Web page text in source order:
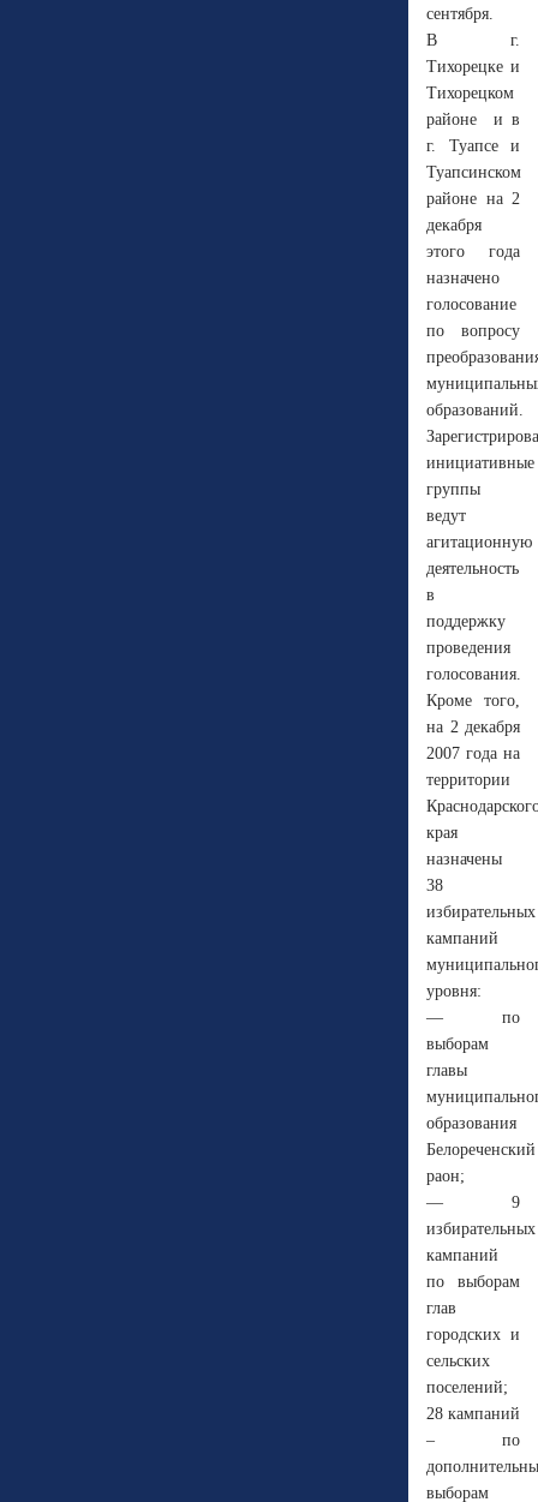
сентября.
В г.
Тихорецке и
Тихорецком
районе и в
г. Туапсе и
Туапсинском
районе на 2
декабря
этого года
назначено
голосование
по вопросу
образований.
инициативные
группы
ведут
агитационную
деятельность
в
поддержку
проведения
голосования.
Кроме того,
на 2 декабря
2007 года на
территории
края
назначены
38
избирательных
кампаний
уровня:
— по
выборам
главы
образования
Белореченский
раон;
— 9
избирательных
кампаний
по выборам
глав
городских и
сельских
поселений;
28 кампаний
– по
выборам